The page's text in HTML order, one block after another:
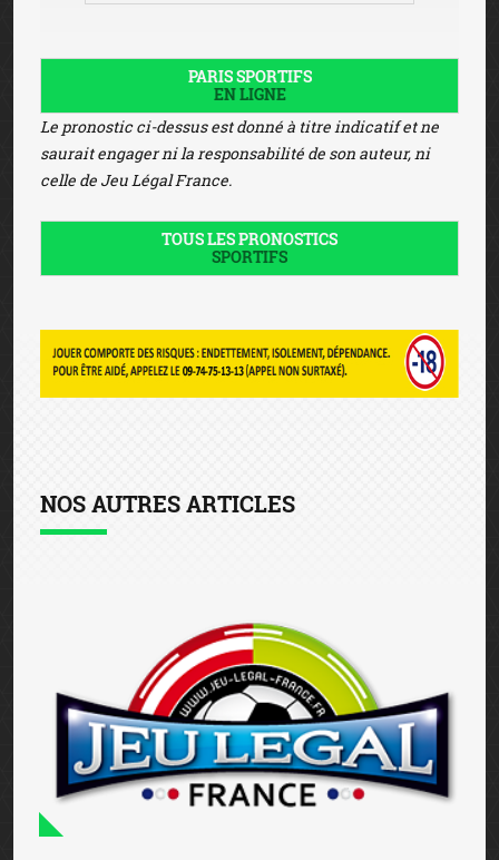
PARIS SPORTIFS
EN LIGNE
Le pronostic ci-dessus est donné à titre indicatif et ne
saurait engager ni la responsabilité de son auteur, ni
celle de Jeu Légal France.
TOUS LES PRONOSTICS
SPORTIFS
NOS AUTRES ARTICLES